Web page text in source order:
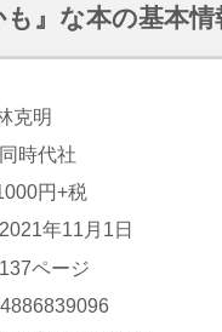
も』な本の基本情
克明
時代社
円+税
年11月1日
ページ